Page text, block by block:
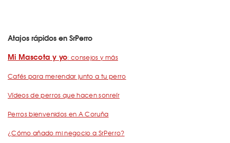
Atajos rápidos en SrPerro
Mi Mascota y yo: consejos y más
Cafés para merendar junto a tu perro
Vídeos de perros que hacen sonreír
Perros bienvenidos en A Coruña
¿Cómo añado mi negocio a SrPerro?